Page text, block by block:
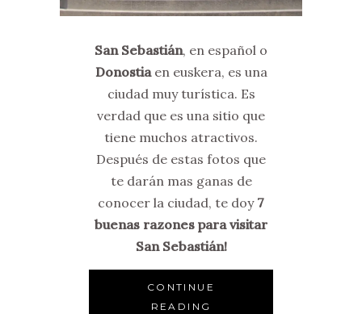
San Sebastián, en español o
Donostiaen euskera, es una
ciudad muy turística. Es
verdad que es una sitio que
tiene muchos atractivos.
Después de estas fotos que
te darán mas ganas de
conocer la ciudad, te doy 7
buenas razones para visitar
San Sebastián!
CONTINUE
READING